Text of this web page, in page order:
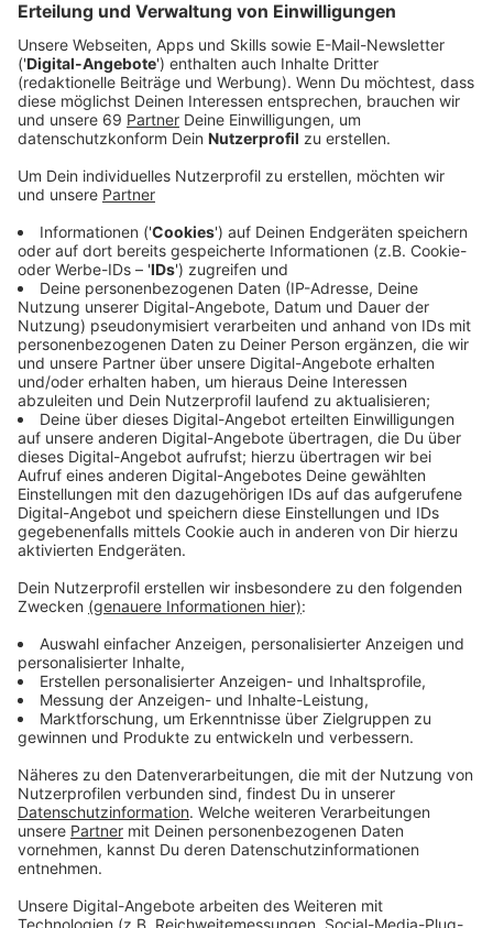
Das Gelände ist aktuell komplett abgesperrt. Der
Grund: Hier wird gerade der neue TV-Werbespot für
(07.09.) ist das Filmteam vor Ort und die Tankstelle
den aktuellen Aral-Spot: Hilde und Kalle sitzen am
Fenster und beobachten das Treiben an der
Tankstelle gegenüber. Unter dem Motto "Alles
supereasy" wird vor allem auch der REWE To Go-Shop
beworben. Auch dieser Spot ist in Münster gedreht
worden.
Anzeige
Wir benötigen Ihre
Zustimmung, um den YouTube
Video-Service zu laden!
Wir verwenden einen Service eines
Drittanbieters, um Videoinhalte
einzubetten. Dieser Service kann
Daten zu Ihren Aktivitäten
sammeln. Bitte lesen Sie die
Details durch und stimmen Sie der
Nutzung des Service zu, um dieses
Video anzusehen.
Mehr Informationen
Akzeptieren
Der TV-Spot von Aral von 2022
Anzeige